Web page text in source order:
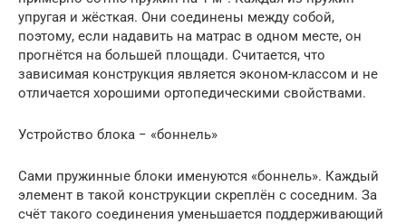
упругая и жёсткая. Они соединены между собой,
поэтому, если надавить на матрас в одном месте, он
прогнётся на большей площади. Считается, что
зависимая конструкция является эконом-классом и не
отличается хорошими ортопедическими свойствами.
Устройство блока − «боннель»
Сами пружинные блоки именуются «боннель». Каждый
элемент в такой конструкции скреплён с соседним. За
счёт такого соединения уменьшается поддерживающий